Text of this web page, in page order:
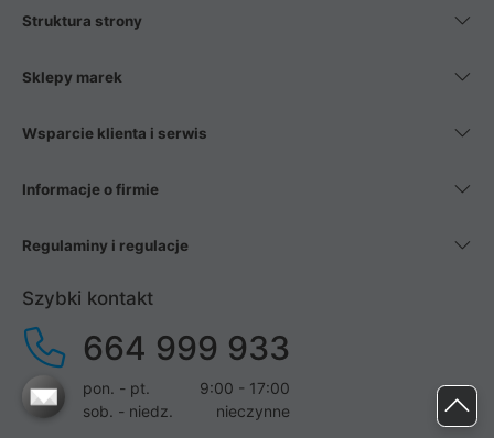
Struktura strony
Sklepy marek
Wsparcie klienta i serwis
Informacje o firmie
Regulaminy i regulacje
Szybki kontakt
664 999 933
pon. - pt.
9:00 - 17:00
sob. - niedz.
nieczynne